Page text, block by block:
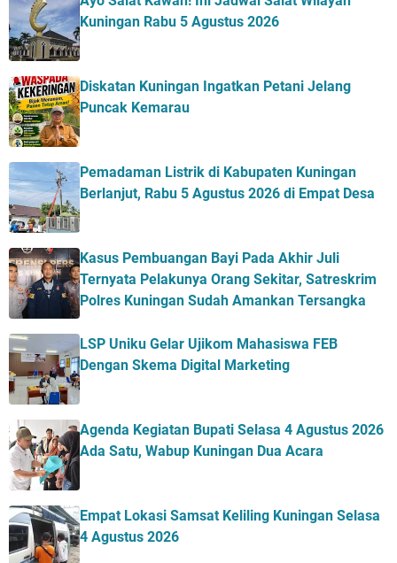
Kuningan Rabu 5 Agustus 2026
Diskatan Kuningan Ingatkan Petani Jelang
Puncak Kemarau
Pemadaman Listrik di Kabupaten Kuningan
Berlanjut, Rabu 5 Agustus 2026 di Empat Desa
Kasus Pembuangan Bayi Pada Akhir Juli
Ternyata Pelakunya Orang Sekitar, Satreskrim
Polres Kuningan Sudah Amankan Tersangka
LSP Uniku Gelar Ujikom Mahasiswa FEB
Dengan Skema Digital Marketing
Agenda Kegiatan Bupati Selasa 4 Agustus 2026
Ada Satu, Wabup Kuningan Dua Acara
Empat Lokasi Samsat Keliling Kuningan Selasa
4 Agustus 2026